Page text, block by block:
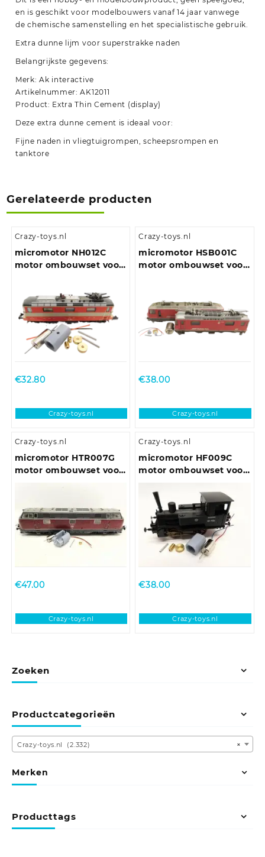
en is geschikt voor modelbouwers vanaf 14 jaar vanwege
de chemische samenstelling en het specialistische gebruik.
Extra dunne lijm voor superstrakke naden
Belangrijkste gegevens:
Merk: Ak interactive
Artikelnummer: AK12011
Product: Extra Thin Cement (display)
Deze extra dunne cement is ideaal voor:
Fijne naden in vliegtuigrompen, scheepsrompen en
tanktore
Gerelateerde producten
Crazy-toys.nl
micromotor NH012C
motor ombouwset voor
€32.80
Crazy-toys.nl
Crazy-toys.nl
micromotor HSB001C
motor ombouwset voor
met Schnittstelle en
vliegwiel)
€38.00
Crazy-toys.nl
Crazy-toys.nl
micromotor HTR007G
motor ombouwset voor
€47.00
Crazy-toys.nl
Crazy-toys.nl
micromotor HF009C
motor ombouwset voor
DB/DRG/CSD/NS/SNCF,
u.a.
€38.00
Crazy-toys.nl
Zoeken
Productcategorieën
×
Crazy-toys.nl (2.332)
Merken
Producttags